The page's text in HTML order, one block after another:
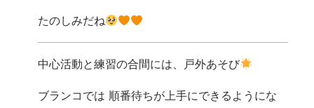
たのしみだね
中心活動と練習の合間には、戸外あそび
ブランコでは 順番待ちが上手にできるようにな